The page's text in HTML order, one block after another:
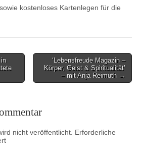
kostenloses Kartenlegen für die
‘Lebensfreude Magazin –
Körper, Geist & Spiritualität’
– mit Anja Reimuth →
nicht veröffentlicht. Erforderliche